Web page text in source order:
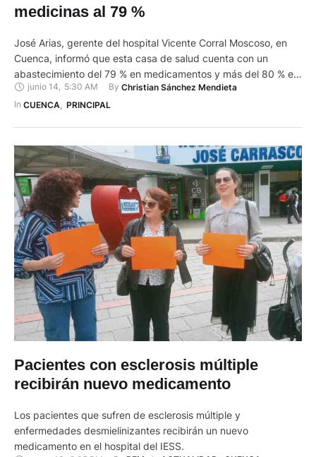
medicinas al 79 %
José Arias, gerente del hospital Vicente Corral Moscoso, en
Cuenca, informó que esta casa de salud cuenta con un
abastecimiento del 79 % en medicamentos y más del 80 % en
dispositivos médicos. Indicó que el servicio de laboratorio
tiene un nivel de abastecimiento del 94 %. Este es uno de los
junio 14, 5:30 AM By Christian Sánchez Mendieta
In CUENCA PRINCIPAL
Pacientes con esclerosis múltiple
recibirán nuevo medicamento
Los pacientes que sufren de esclerosis múltiple y
enfermedades desmielinizantes recibirán un nuevo
medicamento en el hospital del IESS.